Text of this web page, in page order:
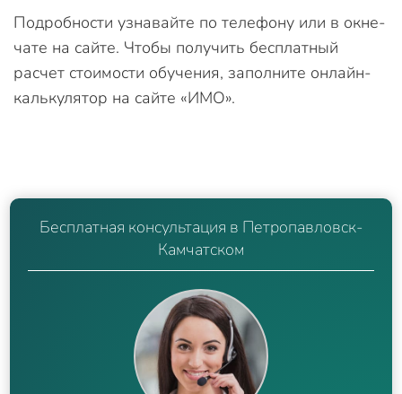
Подробности узнавайте по телефону или в окне-
чате на сайте. Чтобы получить бесплатный
расчет стоимости обучения, заполните онлайн-
калькулятор на сайте «ИМО».
Бесплатная консультация в Петропавловск-
Камчатском